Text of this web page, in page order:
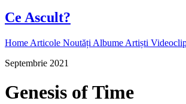
Ce Ascult?
Home Articole Noutăți Albume Artiști
Septembrie 2021
Genesis of Time